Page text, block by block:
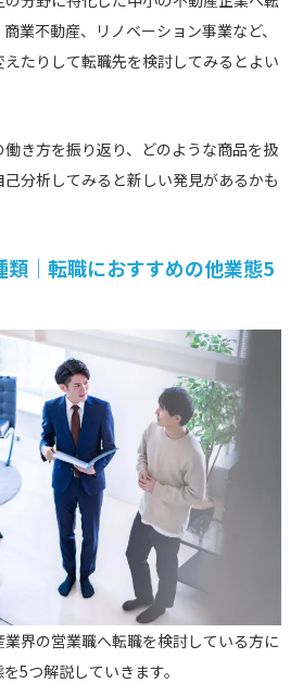
業不動産、リノベーション事業など、
たりして転職先を検討してみるとよい
き方を振り返り、どのような商品を扱
分析してみると新しい発見があるかも
類｜転職におすすめの他業態5
界の営業職へ転職を検討している方に
5つ解説していきます。